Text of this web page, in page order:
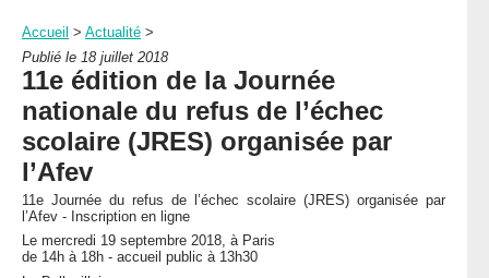
À PROPOS DU REAAP
1ÈRE VISITE
ACTUALITÉ
DISPOSITIFS PARENTALITÉ
SITES INTERNET
NUMÉROS VERTS
LEXIQUE
LETTRES D’INFO
MENTIONS LÉGALES
CONTACT
STRUCTURES
DOCUMENTS
FORMATIONS
Accueil > Actualité >
Publié le 18 juillet 2018
11e édition de la Journée
nationale du refus de l’échec
scolaire (JRES) organisée par
l’Afev
11e Journée du refus de l’échec scolaire (JRES) organisée par
l’Afev - Inscription en ligne
Le mercredi 19 septembre 2018, à Paris
de 14h à 18h - accueil public à 13h30